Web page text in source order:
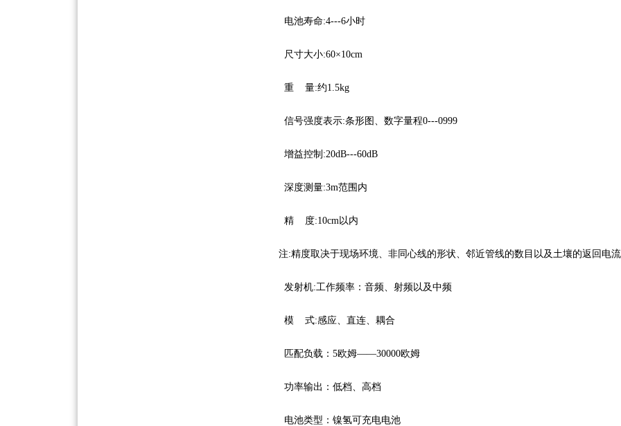
电池寿命:4---6小时
尺寸大小:60×10cm
重 量:约1.5kg
信号强度表示:条形图、数字量程0---0999
增益控制:20dB---60dB
深度测量:3m范围内
精 度:10cm以内
注:精度取决于现场环境、非同心线的形状、邻近管线的数目以及土壤的返回电
发射机:工作频率：音频、射频以及中频
模 式:感应、直连、耦合
匹配负载：5欧姆——30000欧姆
功率输出：低档、高档
电池类型：镍氢可充电电池